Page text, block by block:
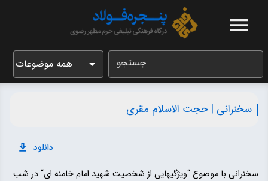
جستجو همه موضوعات
سخنرانی | حجت الاسلام مقری
دانلود
سخنرانی با موضوع “ویژگیهایی از شخصیت شهید امام خامنه ای“ در شب